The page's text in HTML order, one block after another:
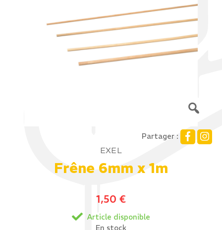
Partager :
EXEL
Frêne 6mm x 1m
1,50 €
Article disponible
En stock